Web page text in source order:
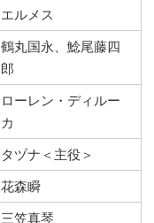
エルメス
鶴丸国永、鯰尾藤四
郎
ローレン・ディルー
カ
タヅナ＜主役＞
花森瞬
三笠真琴